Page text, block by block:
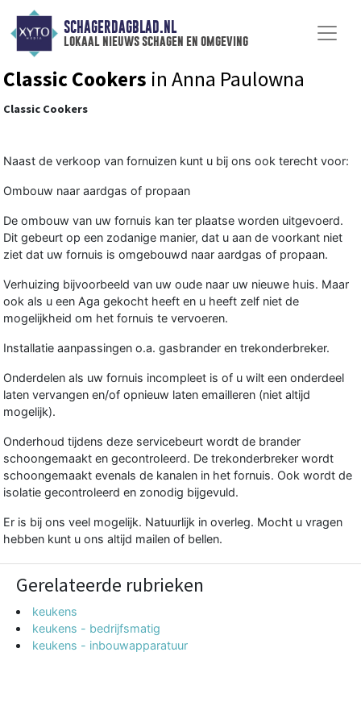
SCHAGERDAGBLAD.NL
lokaal nieuws schagen en omgeving
Classic Cookers in Anna Paulowna
Classic Cookers
Naast de verkoop van fornuizen kunt u bij ons ook terecht voor:
Ombouw naar aardgas of propaan
De ombouw van uw fornuis kan ter plaatse worden uitgevoerd.
Dit gebeurt op een zodanige manier, dat u aan de voorkant niet
ziet dat uw fornuis is omgebouwd naar aardgas of propaan.
Verhuizing bijvoorbeeld van uw oude naar uw nieuwe huis. Maar
ook als u een Aga gekocht heeft en u heeft zelf niet de
mogelijkheid om het fornuis te vervoeren.
Installatie aanpassingen o.a. gasbrander en trekonderbreker.
Onderdelen als uw fornuis incompleet is of u wilt een onderdeel
laten vervangen en/of opnieuw laten emailleren (niet altijd
mogelijk).
Onderhoud tijdens deze servicebeurt wordt de brander
schoongemaakt en gecontroleerd. De trekonderbreker wordt
schoongemaakt evenals de kanalen in het fornuis. Ook wordt de
isolatie gecontroleerd en zonodig bijgevuld.
Er is bij ons veel mogelijk. Natuurlijk in overleg. Mocht u vragen
hebben kunt u ons altijd mailen of bellen.
Gerelateerde rubrieken
keukens
keukens - bedrijfsmatig
keukens - inbouwapparatuur